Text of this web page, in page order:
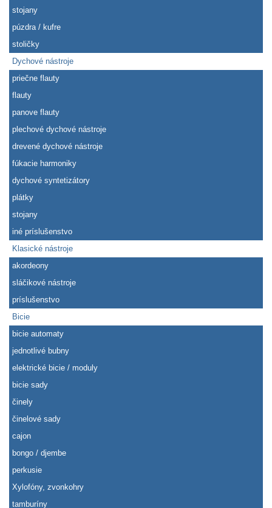
stojany
púzdra / kufre
stoličky
Dychové nástroje
priečne flauty
flauty
panove flauty
plechové dychové nástroje
drevené dychové nástroje
fúkacie harmoniky
dychové syntetizátory
plátky
stojany
iné príslušenstvo
Klasické nástroje
akordeony
sláčikové nástroje
príslušenstvo
Bicie
bicie automaty
jednotlivé bubny
elektrické bicie / moduly
bicie sady
činely
činelové sady
cajon
bongo / djembe
perkusie
Xylofóny, zvonkohry
tamburíny